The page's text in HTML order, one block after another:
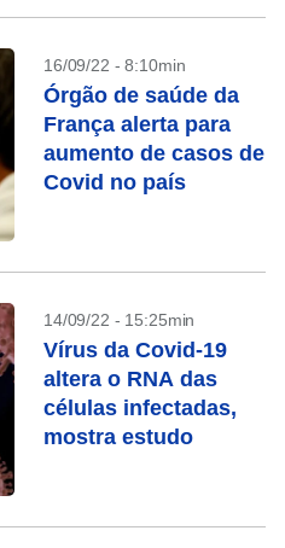
16/09/22 - 8:10min
Órgão de saúde da
França alerta para
aumento de casos de
Covid no país
14/09/22 - 15:25min
Vírus da Covid-19
altera o RNA das
células infectadas,
mostra estudo